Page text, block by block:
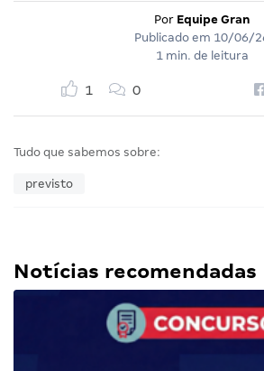
Por Equipe Gran
Publicado em 10/06/
1 min. de leitura
1 0
Tudo que sabemos sobre:
previsto
Notícias recomendadas